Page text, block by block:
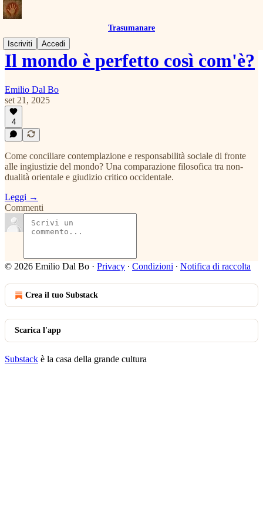
Trasumanare
Iscriviti
Accedi
Il mondo è perfetto così com'è?
Emilio Dal Bo
set 21, 2025
4
Come conciliare contemplazione e responsabilità sociale di fronte
alle ingiustizie del mondo? Una comparazione filosofica tra non-
dualità orientale e giudizio critico occidentale.
Leggi →
Commenti
© 2026 Emilio Dal Bo · Privacy ∙ Condizioni ∙ Notifica di raccolta
Crea il tuo Substack
Scarica l'app
Substack è la casa della grande cultura